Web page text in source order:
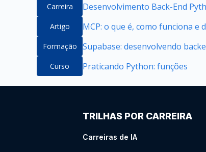
Carreira Desenvolvimento Back-End
Artigo MCP: o que é, como funciona e
Formação Supabase: desenvolvendo
Curso Praticando Python: funções
TRILHAS POR CARREIRA
Carreiras de IA